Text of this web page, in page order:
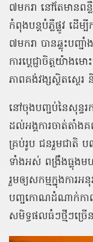
៧មករា នៅតែមានពន្
កំពុងបន្តបំភ្លឺផ្លូវ ដើ
៧មករា បានឆ្លុះបញ្
ការប្តេជ្ញាចិត្តយ៉ា
ភាពគង់វង្សស្ថិតស្ថេ
នៅចុងបញ្ចប់នៃសុន្ទរ
ដល់អង្គការចាត់តាំង
គ្រប់រូប ជនរួមជាតិ
ទាំងអស់ ពង្រឹងធ្លុងម
រួមឲ្យសកម្មក្នុងការ
បញ្ចកោណដំណាក់កាល
សមិទ្ធផលធំៗថ្មីៗច្រ